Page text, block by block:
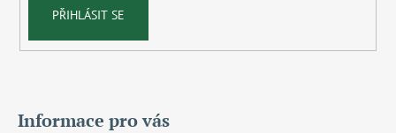
PŘIHLÁSIT SE
Informace pro vás